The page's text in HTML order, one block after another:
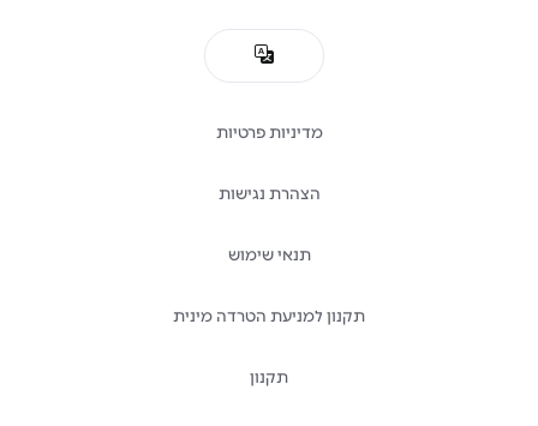
מדיניות פרטיות
הצהרת נגישות
תנאי שימוש
תקנון למניעת הטרדה מינית
תקנון